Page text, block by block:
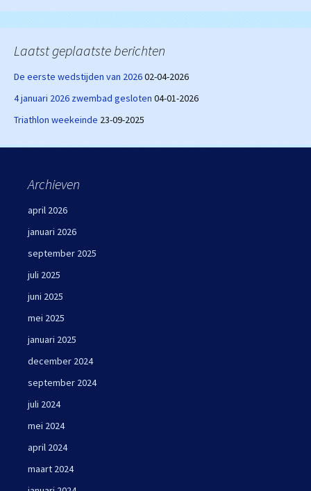
Laatst geplaatste berichten
De eerste wedstijden van 202602-04-2026
4 januari 2026 zwembad gesloten 04-01-2026
Triathlon weekeinde 23-09-2025
Archieven
april 2026
januari 2026
september 2025
juli 2025
juni 2025
mei 2025
januari 2025
december 2024
september 2024
juli 2024
mei 2024
april 2024
maart 2024